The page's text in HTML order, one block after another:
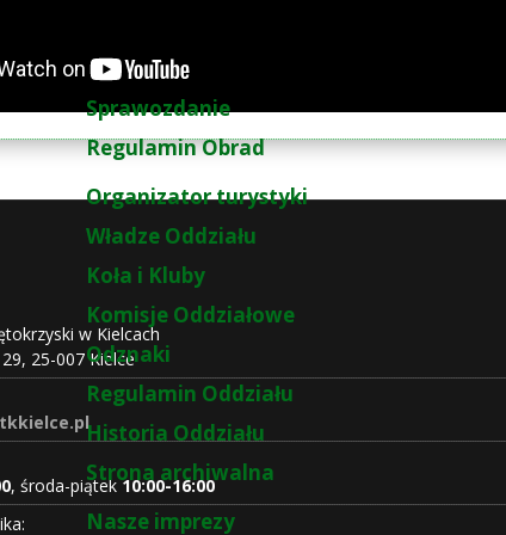
Sprawozdanie
Regulamin Obrad
Organizator turystyki
Władze Oddziału
Koła i Kluby
Komisje Oddziałowe
Odznaki
Regulamin Oddziału
Historia Oddziału
Strona archiwalna
Nasze imprezy
w Kielcach
25-007 Kielce
, środa-piątek10:00-16:00